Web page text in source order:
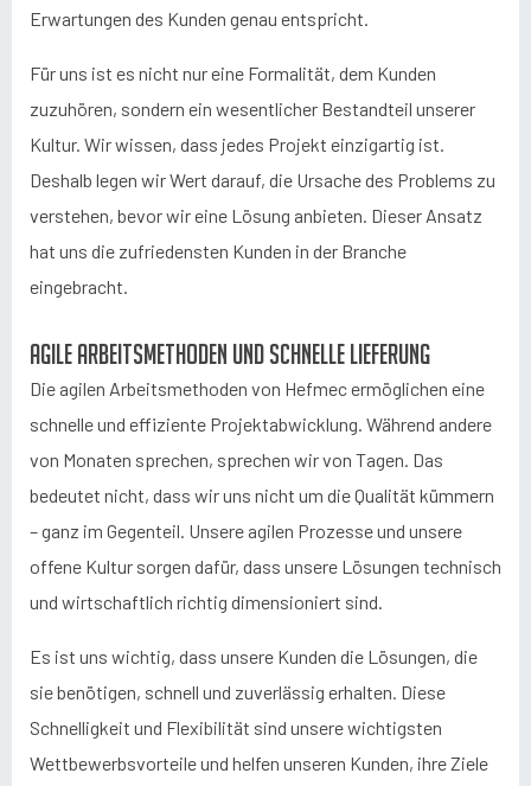
Erwartungen des Kunden genau entspricht.
Für uns ist es nicht nur eine Formalität, dem Kunden
zuzuhören, sondern ein wesentlicher Bestandteil unserer
Kultur. Wir wissen, dass jedes Projekt einzigartig ist.
Deshalb legen wir Wert darauf, die Ursache des Problems zu
verstehen, bevor wir eine Lösung anbieten. Dieser Ansatz
hat uns die zufriedensten Kunden in der Branche
eingebracht.
Agile Arbeitsmethoden und schnelle Lieferung
Die agilen Arbeitsmethoden von Hefmec ermöglichen eine
schnelle und effiziente Projektabwicklung. Während andere
von Monaten sprechen, sprechen wir von Tagen. Das
bedeutet nicht, dass wir uns nicht um die Qualität kümmern
– ganz im Gegenteil. Unsere agilen Prozesse und unsere
offene Kultur sorgen dafür, dass unsere Lösungen technisch
und wirtschaftlich richtig dimensioniert sind.
Es ist uns wichtig, dass unsere Kunden die Lösungen, die
sie benötigen, schnell und zuverlässig erhalten. Diese
Schnelligkeit und Flexibilität sind unsere wichtigsten
Wettbewerbsvorteile und helfen unseren Kunden, ihre Ziele